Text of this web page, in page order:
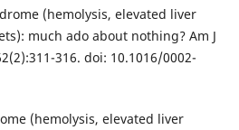
(hemolysis, elevated liver
much ado about nothing? Am J
316. doi: 10.1016/0002-
(hemolysis, elevated liver